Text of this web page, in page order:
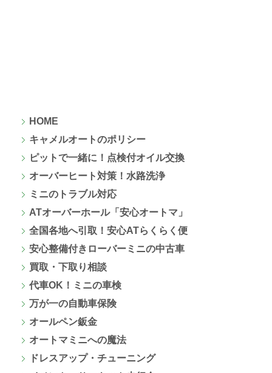
HOME
キャメルオートのポリシー
ピットで一緒に！点検付オイル交換
オーバーヒート対策！水路洗浄
ミニのトラブル対応
ATオーバーホール「安心オートマ」
全国各地へ引取！安心ATらくらく便
安心整備付きローバーミニの中古車
買取・下取り相談
代車OK！ミニの車検
万が一の自動車保険
オールペン鈑金
オートマミニへの魔法
ドレスアップ・チューニング